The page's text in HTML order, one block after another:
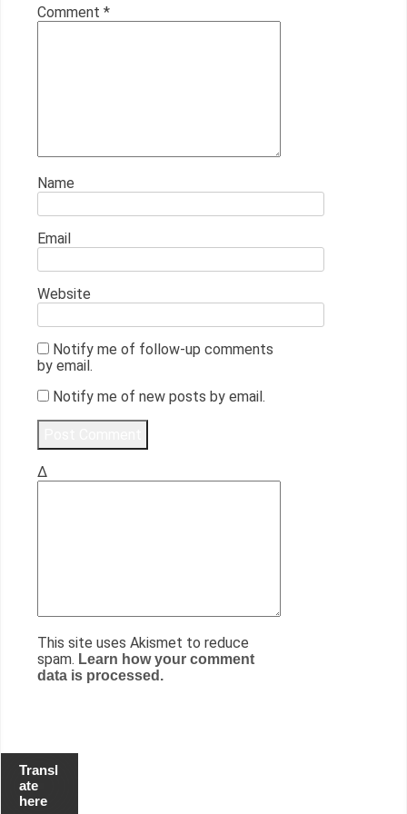
Comment *
Name
Email
Website
Notify me of follow-up comments
by email.
Notify me of new posts by email.
Δ
This site uses Akismet to reduce
spam. Learn how your comment
data is processed.
Transl
ate
here